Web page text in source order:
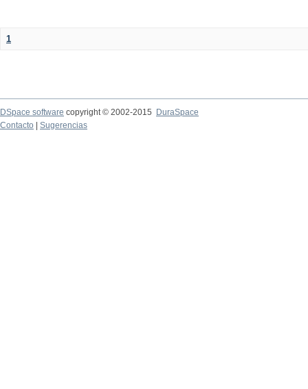
1
DSpace software copyright © 2002-2015
DuraSpace
Contacto
Sugerencias